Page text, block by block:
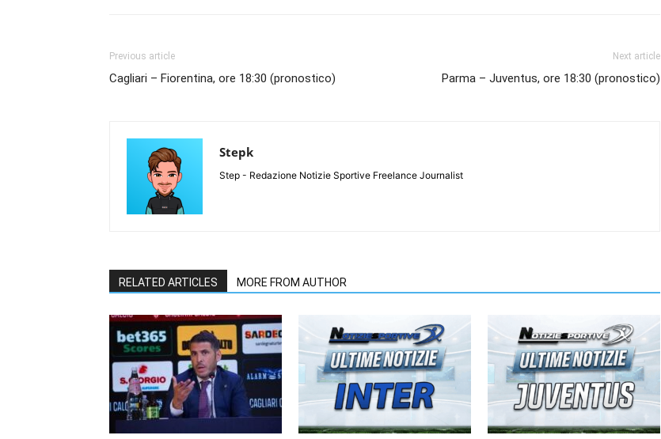
Previous article
Cagliari – Fiorentina, ore 18:30 (pronostico)
Next article
Parma – Juventus, ore 18:30 (pronostico)
Stepk
Step - Redazione Notizie Sportive Freelance Journalist
RELATED ARTICLES MORE FROM AUTHOR